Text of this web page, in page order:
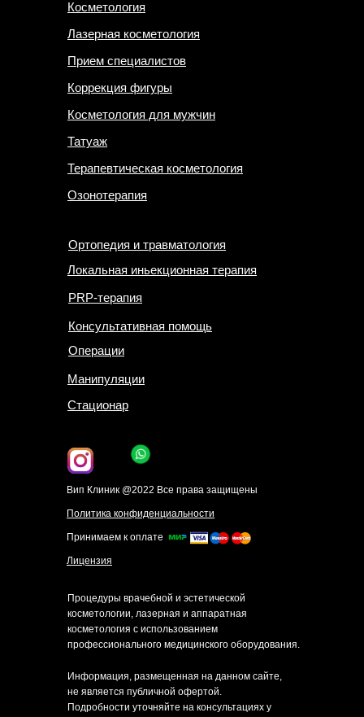
Процедуры врачебной и эстетической
косметологии, лазерная и аппаратная
косметология с использованием
профессионального медицинского оборудования.
Информация, размещенная на данном сайте,
не является публичной офертой.
Подробности уточняйте на консультациях у
Вип Клиник @2022 Все права защищены
Политика конфиденциальности
Принимаем к оплате
Лицензия
Косметология
Лазерная косметология
Прием специалистов
Коррекция фигуры
Косметология для мужчин
Татуаж
Терапевтическая косметология
Озонотерапия
Ортопедия и травматология
Локальная иньекционная терапия
PRP-терапия
Консультативная помощь
Операции
Манипуляции
Стационар